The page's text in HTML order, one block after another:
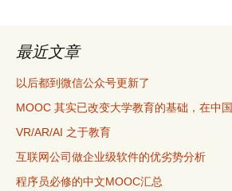
最近文章
以后都到微信公众号更新了
MOOC 其实已改变大学教育的基础，在中国
VR/AR/AI 之于教育
互联网公司做企业级软件的优劣势分析
程序员必修的中文MOOC汇总